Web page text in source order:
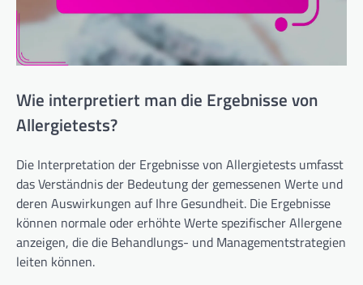
Wie interpretiert man die Ergebnisse von
Allergietests?
Die Interpretation der Ergebnisse von Allergietests umfasst
das Verständnis der Bedeutung der gemessenen Werte und
deren Auswirkungen auf Ihre Gesundheit. Die Ergebnisse
können normale oder erhöhte Werte spezifischer Allergene
anzeigen, die die Behandlungs- und Managementstrategien
leiten können.